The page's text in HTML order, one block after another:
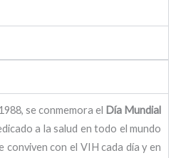
se conmemora el Día Mundial
a la salud en todo el mundo
conviven con el VIH cada día y en